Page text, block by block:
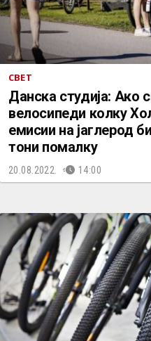
СВЕТ
Данска студија: Ако
велосипеди колку
емисии на јаглерод
тони помалку
20.08.2022. 14:00